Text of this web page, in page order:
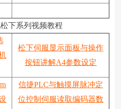
下系列视频教程
松下伺服显示面板与操作
按钮讲解A4参数设定
信捷PLC与触摸屏脉冲定
位控制伺服读取编码器数